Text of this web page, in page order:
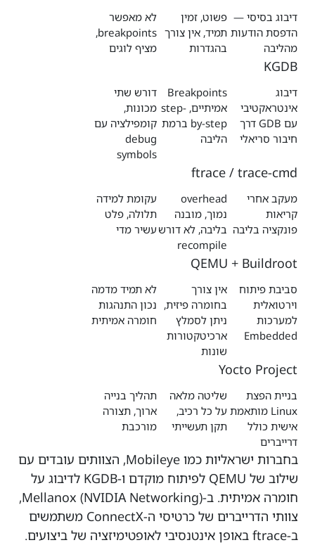
דיבוג בסיסי —
הדפסת הודעות
מהליבה
פשוט, זמין
תמיד, אין צורך
בהגדרות
לא מאפשר
breakpoints,
מציף לוגים
KGDB
דיבוג
אינטראקטיבי
עם GDB דרך
חיבור סריאלי
Breakpoints
אמיתיים, step-
by-step ברמת
הליבה
דורש שתי
מכונות,
קומפילציה עם
debug
symbols
ftrace / trace-cmd
מעקב אחרי
קריאות
פונקציה בליבה
overhead
נמוך, מובנה
בליבה, לא דורש
recompile
עקומת למידה
תלולה, פלט
עשיר מדי
QEMU + Buildroot
סביבת פיתוח
וירטואלית
למערכות
Embedded
אין צורך
בחומרה פיזית,
ניתן לסמלץ
ארכיטקטורות
שונות
לא תמיד מדמה
נכון התנהגות
חומרה אמיתית
Yocto Project
בניית הפצת
Linux מותאמת
אישית כולל
דרייברים
שליטה מלאה
על כל רכיב,
תקן תעשייתי
תהליך בנייה
ארוך, תצורה
מורכבת
בחברות ישראליות כמו Mobileye, הצוותים עובדים עם
שילוב של QEMU לפיתוח מוקדם ו-KGDB לדיבוג על
חומרה אמיתית. ב-Mellanox (NVIDIA Networking),
צוותי הדרייברים של כרטיסי ה-ConnectX משתמשים
ב-ftrace באופן אינטנסיבי לאופטימיזציה של ביצועים.